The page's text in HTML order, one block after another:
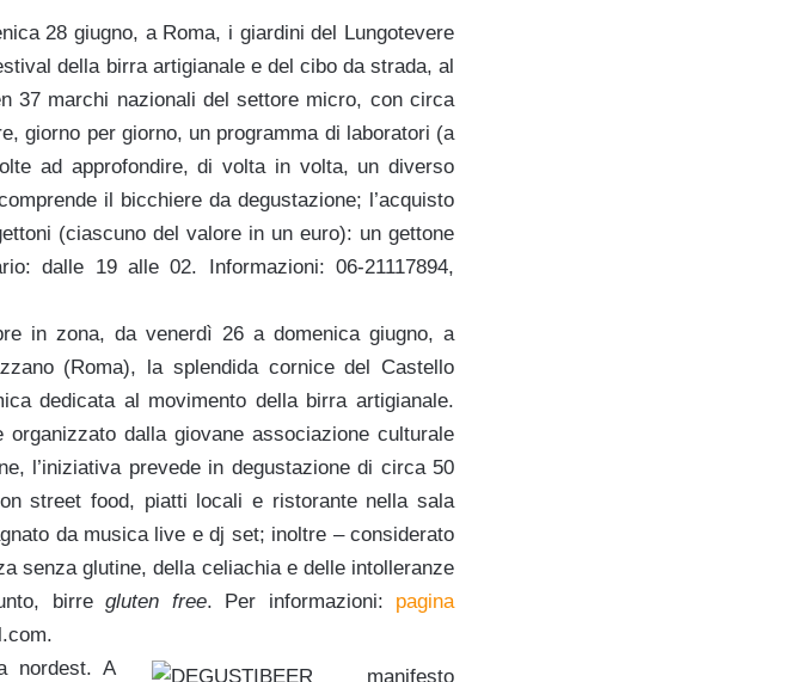
28 giugno, a Roma, i giardini del Lungotevere
della birra artigianale e del cibo da strada, al
37 marchi nazionali del settore micro, con circa
giorno per giorno, un programma di laboratori (a
ad approfondire, di volta in volta, un diverso
il bicchiere da degustazione; l’acquisto
(ciascuno del valore in un euro): un gettone
dalle 19 alle 02. Informazioni: 06-21117894,
in zona, da venerdì 26 a domenica giugno, a
(Roma), la splendida cornice del Castello
dedicata al movimento della birra artigianale.
organizzato dalla giovane associazione culturale
l’iniziativa prevede in degustazione di circa 50
street food, piatti locali e ristorante nella sala
da musica live e dj set; inoltre – considerato
senza glutine, della celiachia e delle intolleranze
birre gluten free. Per informazioni: pagina
nordest. A